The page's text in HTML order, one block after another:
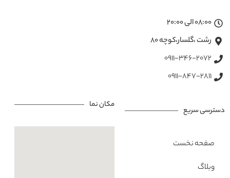
08:00 الی 20:00
رشت ،گلسار،کوچه ۸۰
0911-346-2072
0911-847-2811
دسترسی سریع
صفحه نخست
وبلاگ
مکان نما